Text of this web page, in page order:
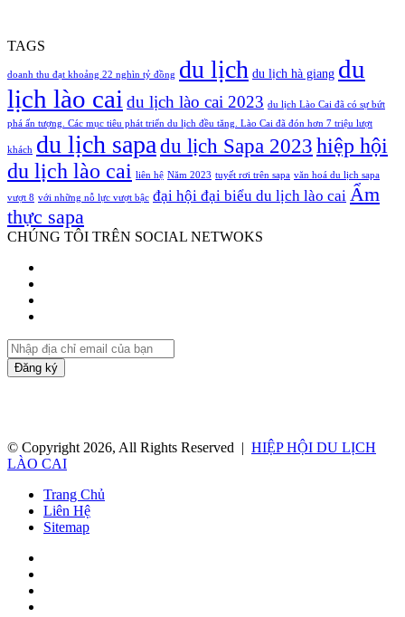
TAGS
doanh thu đạt khoảng 22 nghìn tỷ đồng du lịch du lịch hà giang du
lịch lào cai du lịch lào cai 2023 du lịch Lào Cai đã có sự bứt
phá ấn tượng. Các mục tiêu phát triển du lịch đều tăng. Lào Cai đã đón hơn 7 triệu lượt
khách du lịch sapa du lịch Sapa 2023 hiệp hội
du lịch lào cai liên hệ Năm 2023 tuyết rơi trên sapa văn hoá du lịch sapa
vượt 8 với những nỗ lực vượt bậc đại hội đại biểu du lịch lào cai Ẩm
thực sapa
CHÚNG TÔI TRÊN SOCIAL NETWOKS
Nhập
địa
chỉ
© Copyright 2026, All Rights Reserved | HIỆP HỘI DU LỊCH
LÀO CAI
Trang Chủ
Liên Hệ
Sitemap